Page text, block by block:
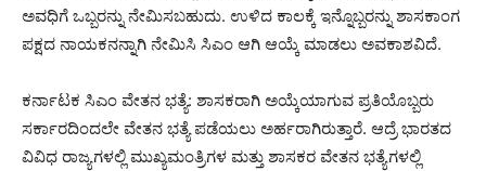
ಅವಧಿಗೆ ಒಬ್ಬರನ್ನು ನೇಮಿಸಬಹುದು. ಉಳಿದ ಕಾಲಕ್ಕೆ ಇನ್ನೊಬ್ಬರನ್ನು ಶಾಸಕಾಂಗ
ಪಕ್ಷದ ನಾಯಕನನ್ನಾಗಿ ನೇಮಿಸಿ ಸಿಎಂ ಆಗಿ ಆಯ್ಕೆ ಮಾಡಲು ಅವಕಾಶವಿದೆ.
ಕರ್ನಾಟಕ ಸಿಎಂ ವೇತನ ಭತ್ಯೆ: ಶಾಸಕರಾಗಿ ಅಯ್ಕೆಯಾಗುವ ಪ್ರತಿಯೊಬ್ಬರು
ಸರ್ಕಾರದಿಂದಲೇ ವೇತನ ಭತ್ಯೆ ಪಡೆಯಲು ಅರ್ಹರಾಗಿರುತ್ತಾರೆ. ಆದ್ರೆ ಭಾರತದ
ವಿವಿಧ ರಾಜ್ಯಗಳಲ್ಲಿ ಮುಖ್ಯಮಂತ್ರಿಗಳ ಮತ್ತು ಶಾಸಕರ ವೇತನ ಭತ್ಯೆಗಳಲ್ಲಿ